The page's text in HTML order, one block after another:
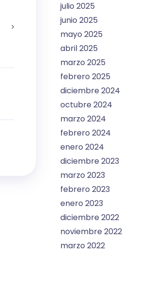
julio 2025
junio 2025
mayo 2025
abril 2025
marzo 2025
febrero 2025
diciembre 2024
octubre 2024
marzo 2024
febrero 2024
enero 2024
diciembre 2023
marzo 2023
febrero 2023
enero 2023
diciembre 2022
noviembre 2022
marzo 2022